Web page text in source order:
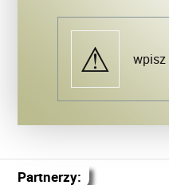
wpisz
Partnerzy: